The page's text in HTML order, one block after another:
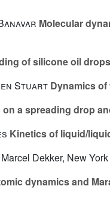
Molecular
of silicone oil
Stuart Dynamics
a spreading drop
Kinetics of liquid/
Dekker, New
dynamics and